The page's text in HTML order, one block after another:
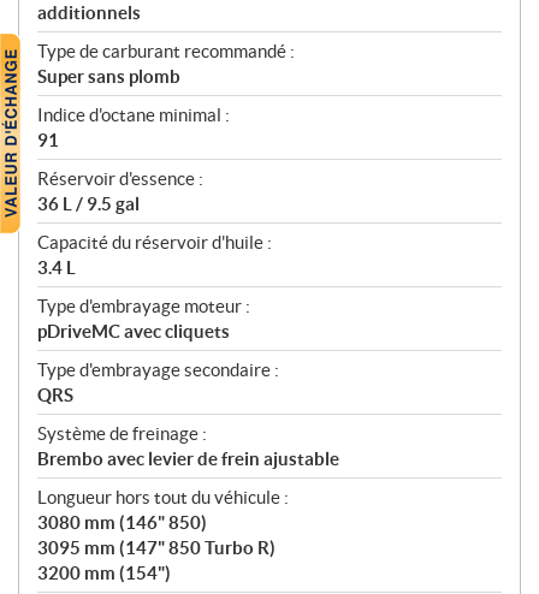
additionnels
Type de carburant recommandé :
Super sans plomb
Indice d'octane minimal :
91
Réservoir d'essence :
36 L / 9.5 gal
Capacité du réservoir d'huile :
3.4 L
Type d'embrayage moteur :
pDriveMC avec cliquets
Type d'embrayage secondaire :
QRS
Système de freinage :
Brembo avec levier de frein ajustable
Longueur hors tout du véhicule :
3080 mm (146" 850)
3095 mm (147" 850 Turbo R)
3200 mm (154")